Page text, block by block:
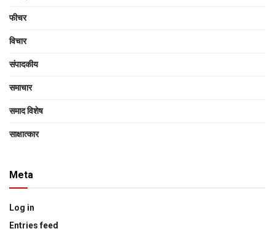
फीचर
विचार
संपादकीय
समाचार
समाद विशेष
साक्षात्‍कार
Meta
Log in
Entries feed